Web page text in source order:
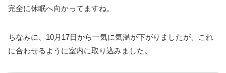
完全に休眠へ向かってますね。
ちなみに、10月17日から一気に気温が下がりましたが、これ
に合わせるように室内に取り込みました。